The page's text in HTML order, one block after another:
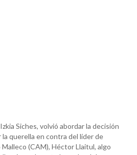
Siches, volvió abordar la decisión
querella en contra del líder de
(CAM), Héctor Llaitul, algo